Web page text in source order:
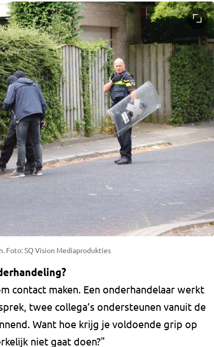
Foto: SQ Vision Mediaprodukties
contact maken. Een onderhandelaar werkt
twee collega’s ondersteunen vanuit de
Want hoe krijg je voldoende grip op
niet gaat doen?"